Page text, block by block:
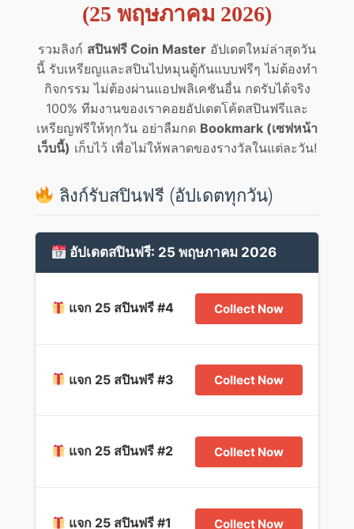
(25 พฤษภาคม 2026)
รวมลิงก์ สปินฟรี Coin Master อัปเดตใหม่ล่าสุดวัน
นี้ รับเหรียญและสปินไปหมุนตู้กันแบบฟรีๆ ไม่ต้องทำ
กิจกรรม ไม่ต้องผ่านแอปพลิเคชันอื่น กดรับได้จริง
100% ทีมงานของเราคอยอัปเดตโค้ดสปินฟรีและ
เหรียญฟรีให้ทุกวัน อย่าลืมกด Bookmark (เซฟหน้า
เว็บนี้) เก็บไว้ เพื่อไม่ให้พลาดของรางวัลในแต่ละวัน!
ลิงก์รับสปินฟรี (อัปเดตทุกวัน)
อัปเดตสปินฟรี: 25 พฤษภาคม 2026
แจก 25 สปินฟรี #4 Collect Now
แจก 25 สปินฟรี #3 Collect Now
แจก 25 สปินฟรี #2 Collect Now
แจก 25 สปินฟรี #1 Collect Now